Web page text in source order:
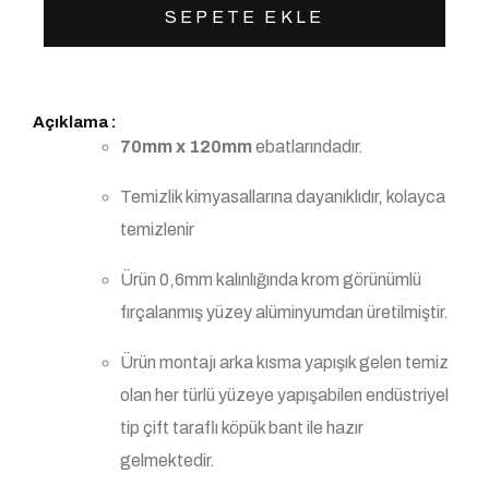
SEPETE EKLE
Açıklama :
70mm x 120mmebatlarındadır.
Temizlik kimyasallarına dayanıklıdır, kolayca
temizlenir
Ürün 0,6mm kalınlığında krom görünümlü
fırçalanmış yüzey alüminyumdan üretilmiştir.
Ürün montajı arka kısma yapışık gelen temiz
olan her türlü yüzeye yapışabilen endüstriyel
tip çift taraflı köpük bant ile hazır
gelmektedir.